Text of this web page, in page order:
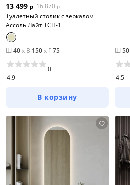
13 499 р 16 870 р
Туалетный столик с зеркалом
Ассоль Лайт ТСН-1
Ш 40x В 150x Г75
4.9
0
В корзину
Ш 50
4.5